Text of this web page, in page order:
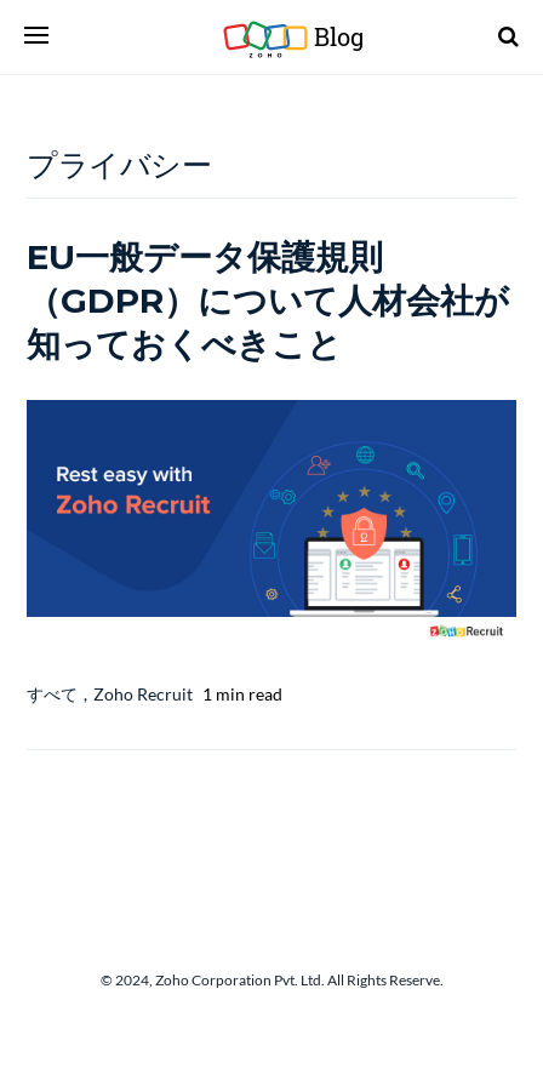
Blog
プライバシー
EU一般データ保護規則
（GDPR）について人材会社が
知っておくべきこと
すべて , Zoho Recruit 1 min read
© 2024, Zoho Corporation Pvt. Ltd. All Rights Reserve.